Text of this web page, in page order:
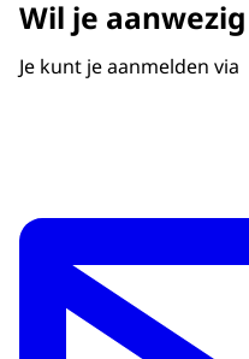
Wil je
Je kunt je aanmelden via